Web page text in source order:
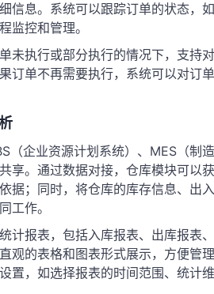
信息。系统可以跟踪订单的状态，
监控和管理。
未执行或部分执行的情况下，支持
订单不再需要执行，系统可以对订
（企业资源计划系统）、MES（制
享。通过数据对接，仓库模块可以
据；同时，将仓库的库存信息、出
工作。
计报表，包括入库报表、出库报表
观的表格和图表形式展示，方便管
置，如选择报表的时间范围、统计